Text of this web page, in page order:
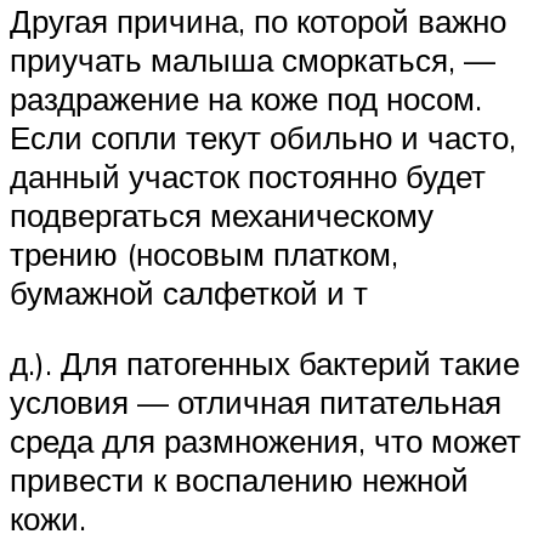
Другая причина, по которой важно
приучать малыша сморкаться, —
раздражение на коже под носом.
Если сопли текут обильно и часто,
данный участок постоянно будет
подвергаться механическому
трению (носовым платком,
бумажной салфеткой и т
д.). Для патогенных бактерий такие
условия — отличная питательная
среда для размножения, что может
привести к воспалению нежной
кожи.